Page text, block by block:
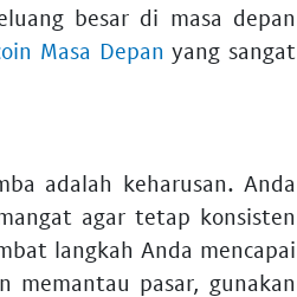
besar di masa depan
Masa Depan yang sangat
adalah keharusan. Anda
agar tetap konsisten
langkah Anda mencapai
pasar, gunakan